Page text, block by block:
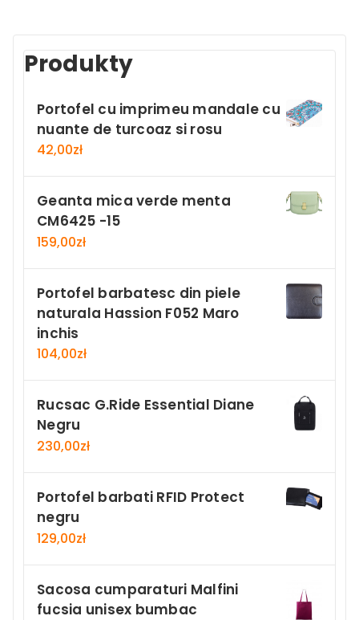
Produkty
Portofel cu imprimeu mandale cu
nuante de turcoaz si rosu
42,00zł
Geanta mica verde menta
CM6425 -15
159,00zł
Portofel barbatesc din piele
naturala Hassion F052 Maro
inchis
104,00zł
Rucsac G.Ride Essential Diane
Negru
230,00zł
Portofel barbati RFID Protect
negru
129,00zł
Sacosa cumparaturi Malfini
fucsia unisex bumbac